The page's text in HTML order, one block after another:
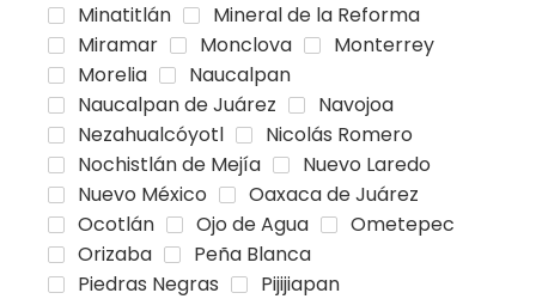
Minatitlán
Mineral de la Reforma
Miramar
Monclova
Monterrey
Morelia
Naucalpan
Naucalpan de Juárez
Navojoa
Nezahualcóyotl
Nicolás Romero
Nochistlán de Mejía
Nuevo Laredo
Nuevo México
Oaxaca de Juárez
Ocotlán
Ojo de Agua
Ometepec
Orizaba
Peña Blanca
Piedras Negras
Pijijiapan